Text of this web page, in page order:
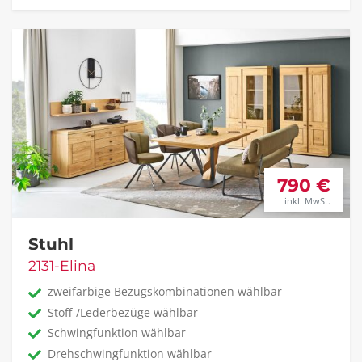
790 €
inkl. MwSt.
Stuhl
2131-Elina
zweifarbige Bezugskombinationen wählbar
Stoff-/Lederbezüge wählbar
Schwingfunktion wählbar
Drehschwingfunktion wählbar